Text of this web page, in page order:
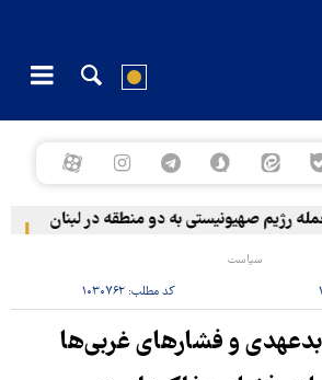
رژیم صهیونیستی به دو منطقه در لبنان
سیاست
کد مطلب:۱۰۳۰۷۶۲
و فشارهای غربی‌ها